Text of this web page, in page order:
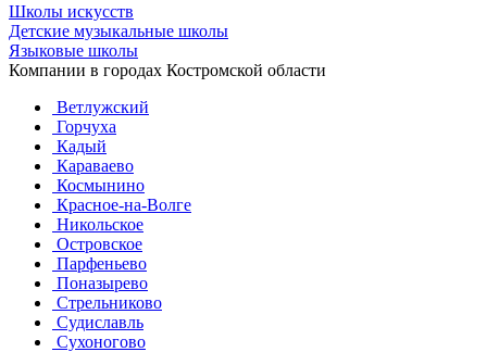
Школы искусств
Детские музыкальные школы
Языковые школы
Компании в городах Костромской области
Ветлужский
Горчуха
Кадый
Караваево
Космынино
Красное-на-Волге
Никольское
Островское
Парфеньево
Поназырево
Стрельниково
Судиславль
Сухоногово